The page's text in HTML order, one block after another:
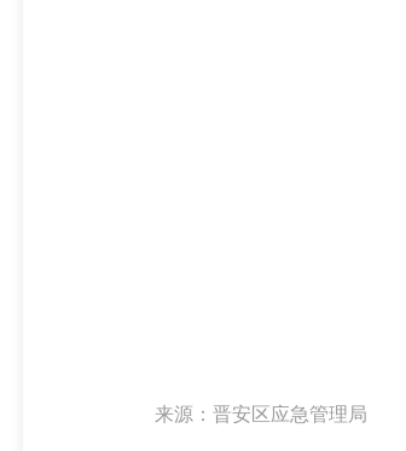
来源：晋安区应急管理局